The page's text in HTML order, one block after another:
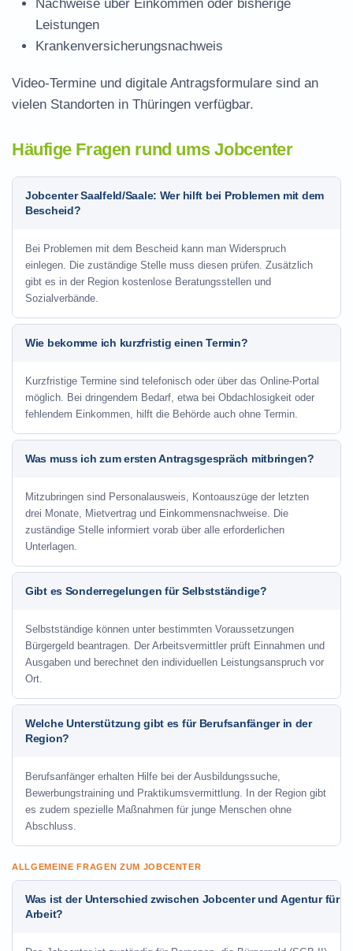
Nachweise über Einkommen oder bisherige
Leistungen
Krankenversicherungsnachweis
Video-Termine und digitale Antragsformulare sind an
vielen Standorten in Thüringen verfügbar.
Häufige Fragen rund ums Jobcenter
Jobcenter Saalfeld/Saale: Wer hilft bei Problemen mit dem
Bescheid?
Bei Problemen mit dem Bescheid kann man Widerspruch
einlegen. Die zuständige Stelle muss diesen prüfen. Zusätzlich
gibt es in der Region kostenlose Beratungsstellen und
Sozialverbände.
Wie bekomme ich kurzfristig einen Termin?
Kurzfristige Termine sind telefonisch oder über das Online-Portal
möglich. Bei dringendem Bedarf, etwa bei Obdachlosigkeit oder
fehlendem Einkommen, hilft die Behörde auch ohne Termin.
Was muss ich zum ersten Antragsgespräch mitbringen?
Mitzubringen sind Personalausweis, Kontoauszüge der letzten
drei Monate, Mietvertrag und Einkommensnachweise. Die
zuständige Stelle informiert vorab über alle erforderlichen
Unterlagen.
Gibt es Sonderregelungen für Selbstständige?
Selbstständige können unter bestimmten Voraussetzungen
Bürgergeld beantragen. Der Arbeitsvermittler prüft Einnahmen und
Ausgaben und berechnet den individuellen Leistungsanspruch vor
Ort.
Welche Unterstützung gibt es für Berufsanfänger in der
Region?
Berufsanfänger erhalten Hilfe bei der Ausbildungssuche,
Bewerbungstraining und Praktikumsvermittlung. In der Region gibt
es zudem spezielle Maßnahmen für junge Menschen ohne
Abschluss.
ALLGEMEINE FRAGEN ZUM JOBCENTER
Was ist der Unterschied zwischen Jobcenter und Agentur für
Arbeit?